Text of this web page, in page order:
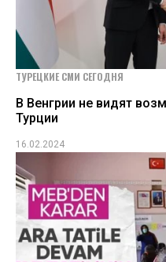
ТУРЕЦКИЕ СМИ СЕГОДНЯ
В Венгрии не видят
Турции
16.02.2024